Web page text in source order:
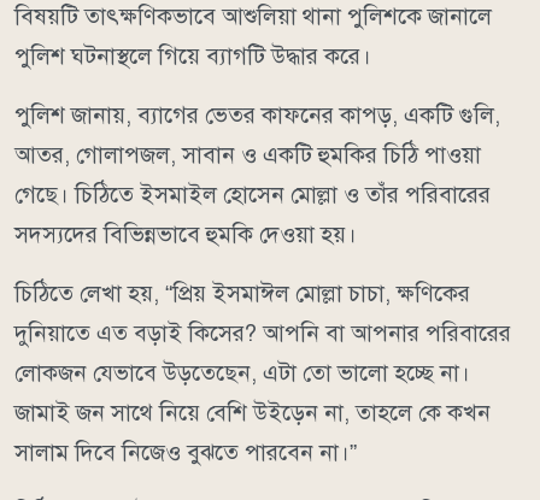
বিষয়টি তাৎক্ষণিকভাবে আশুলিয়া থানা পুলিশকে জানালে
পুলিশ ঘটনাস্থলে গিয়ে ব্যাগটি উদ্ধার করে।
পুলিশ জানায়, ব্যাগের ভেতর কাফনের কাপড়, একটি গুলি,
আতর, গোলাপজল, সাবান ও একটি হুমকির চিঠি পাওয়া
গেছে। চিঠিতে ইসমাইল হোসেন মোল্লা ও তাঁর পরিবারের
সদস্যদের বিভিন্নভাবে হুমকি দেওয়া হয়।
চিঠিতে লেখা হয়, “প্রিয় ইসমাঈল মোল্লা চাচা, ক্ষণিকের
দুনিয়াতে এত বড়াই কিসের? আপনি বা আপনার পরিবারের
লোকজন যেভাবে উড়তেছেন, এটা তো ভালো হচ্ছে না।
জামাই জন সাথে নিয়ে বেশি উইড়েন না, তাহলে কে কখন
সালাম দিবে নিজেও বুঝতে পারবেন না।”